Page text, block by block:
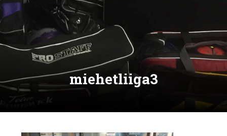
miehetliiga3